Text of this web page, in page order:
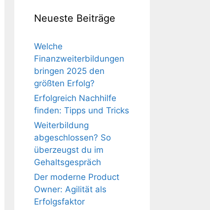
Neueste Beiträge
Welche
Finanzweiterbildungen
bringen 2025 den
größten Erfolg?
Erfolgreich Nachhilfe
finden: Tipps und Tricks
Weiterbildung
abgeschlossen? So
überzeugst du im
Gehaltsgespräch
Der moderne Product
Owner: Agilität als
Erfolgsfaktor